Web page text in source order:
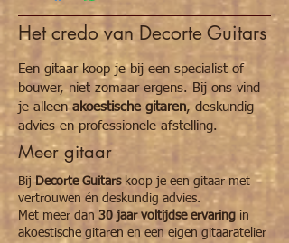
Rug en zijwanden
mahonie (Sapele)
Toets composite
Topkam/kambeen composite
Topkam 48mm
-
Snaarlengte 580mm
Het credo van Decorte Guitars
Een gitaar koop je bij een specialist of
bouwer, niet zomaar ergens. Bij ons vind
je alleenakoestische gitaren, deskundig
advies en professionele afstelling.
Meer gitaar
BijDecorte Guitarskoop je een gitaar met
vertrouwen én deskundig advies.
Met meer dan 30 jaar voltijdse ervaring in
akoestische gitaren en een eigen gitaaratelier